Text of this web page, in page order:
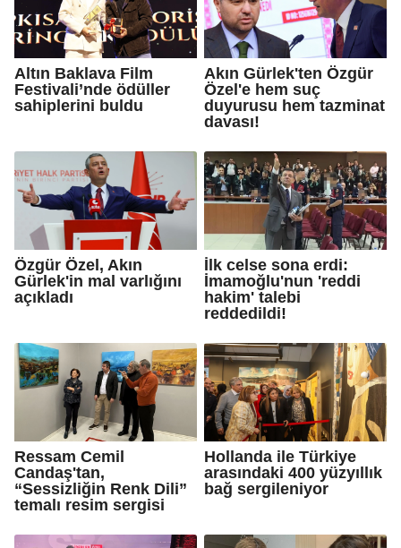
Altın Baklava Film
Festivali’nde ödüller
sahiplerini buldu
Akın Gürlek'ten Özgür
Özel'e hem suç
duyurusu hem tazminat
davası!
Özgür Özel, Akın
Gürlek'in mal varlığını
açıkladı
İlk celse sona erdi:
İmamoğlu'nun 'reddi
hakim' talebi
reddedildi!
Ressam Cemil
Candaş'tan,
“Sessizliğin Renk Dili”
temalı resim sergisi
Hollanda ile Türkiye
arasındaki 400 yüzyıllık
bağ sergileniyor